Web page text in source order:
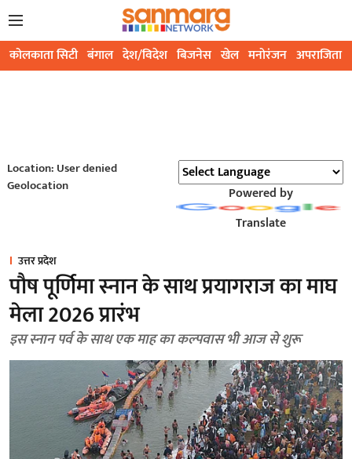
कोलकाता सिटी बंगाल देश/विदेश बिजनेस खेल मनोरंजन अपराजिता
Location: User denied
Geolocation
Powered by
Translate
उत्तर प्रदेश
पौष पूर्णिमा स्नान के साथ प्रयागराज का माघ
मेला 2026 प्रारंभ
इस स्नान पर्व के साथ एक माह का कल्पवास भी आज से शुरू